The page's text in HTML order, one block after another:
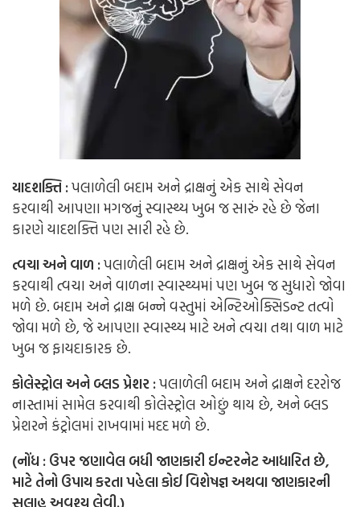
યાદશક્તિ :પલાળેલી બદામ અને દ્રાક્ષનું એક સાથે સેવન
કરવાથી આપણા મગજનું સ્વાસ્થ્ય ખુબ જ સારું રહે છે જેના
કારણે યાદશક્તિ પણ સારી રહે છે.
ત્વચા અને વાળ :પલાળેલી બદામ અને દ્રાક્ષનું એક સાથે સેવન
કરવાથી ત્વચા અને વાળના સ્વાસ્થ્યમાં પણ ખુબ જ સુધારો જોવા
મળે છે. બદામ અને દ્રાક્ષ બન્ને વસ્તુમાં એન્ટિઓક્સિડન્ટ તત્વો
જોવા મળે છે, જે આપણા સ્વાસ્થ્ય માટે અને ત્વચા તથા વાળ માટે
ખુબ જ ફાયદાકારક છે.
કોલેસ્ટ્રોલ અને બ્લડ પ્રેશર :પલાળેલી બદામ અને દ્રાક્ષને દરરોજ
નાસ્તામાં સામેલ કરવાથી કોલેસ્ટ્રોલ ઓછું થાય છે, અને બ્લડ
પ્રેશરને કંટ્રોલમાં રાખવામાં મદદ મળે છે.
(નોંધ:ઉપરજણાવેલ બધી જાણકારી ઈન્ટરનેટઆધારિત છે,
માટે તેનો ઉપાય કરતા પહેલા કોઈ વિશેષજ્ઞ અથવા જાણકારની